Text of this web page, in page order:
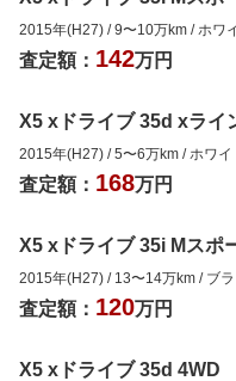
2015年(H27) /9〜10万km / ホワ
査定額： 142万円
X5 xドライブ 35d xライ
2015年(H27) /5〜6万km / ホワイ
査定額： 168万円
X5 xドライブ 35i Mスポ
2015年(H27) / 13〜14万km / ブ
査定額： 120万円
X5 xドライブ 35d 4WD